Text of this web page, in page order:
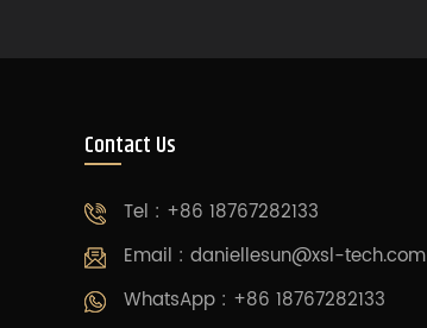
Contact Us
Tel : +86 18767282133
Email : daniellesun@xsl-tech.com
WhatsApp : +86 18767282133